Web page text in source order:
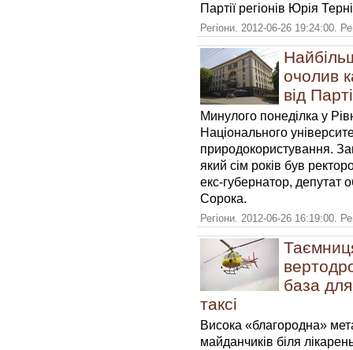
Партії регіонів Юрія
Регіони. 2012-06-26 19:24:00.
очолив
від
Минулого понеділка у
Національного
природокористування.
який сім років був
екс-губернатор, депутат
Сорока.
Регіони. 2012-06-26 16:19:00.
база
таксі
Висока «благородна»
майданчиків біля